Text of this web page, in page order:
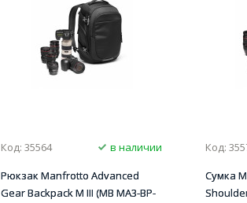
Код: 35564
в наличии
Рюкзак Manfrotto Advanced
Gear Backpack M III (MB MA3-BP-
Код:
Сумка